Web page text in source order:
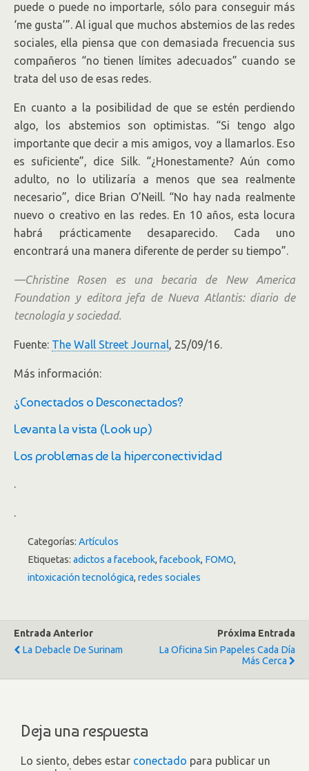
puede o puede no importarle, sólo para conseguir más
‘me gusta’”. Al igual que muchos abstemios de las redes
sociales, ella piensa que con demasiada frecuencia sus
compañeros “no tienen límites adecuados” cuando se
trata del uso de esas redes.
En cuanto a la posibilidad de que se estén perdiendo
algo, los abstemios son optimistas. “Si tengo algo
importante que decir a mis amigos, voy a llamarlos. Eso
es suficiente”, dice Silk. “¿Honestamente? Aún como
adulto, no lo utilizaría a menos que sea realmente
necesario”, dice Brian O’Neill. “No hay nada realmente
nuevo o creativo en las redes. En 10 años, esta locura
habrá prácticamente desaparecido. Cada uno
encontrará una manera diferente de perder su tiempo”.
—Christine Rosen es una becaria de New America
Foundation y editora jefa de Nueva Atlantis: diario de
tecnología y sociedad.
Fuente: The Wall Street Journal, 25/09/16.
Más información:
¿Conectados o Desconectados?
Levanta la vista (Look up)
Los problemas de la hiperconectividad
.
.
Categorías: Artículos
Etiquetas: adictos a facebook, facebook, FOMO,
intoxicación tecnológica, redes sociales
Entrada Anterior
La Debacle De Surinam
Próxima Entrada
La Oficina Sin Papeles Cada Día
Más Cerca
Deja una respuesta
Lo siento, debes estar conectado para publicar un